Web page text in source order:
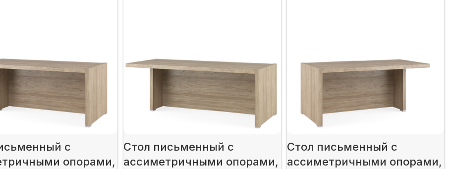
c
опорами,
Стол письменный c
ассиметричными опорами,
Стол письменный c
ассиметричными опорами,